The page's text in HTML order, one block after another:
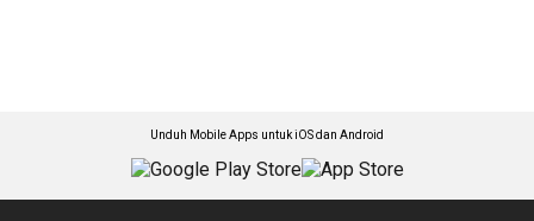
Unduh Mobile Apps untuk iOS dan Android